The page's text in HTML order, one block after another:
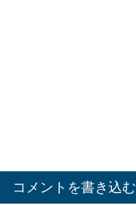
コメントを書き込む